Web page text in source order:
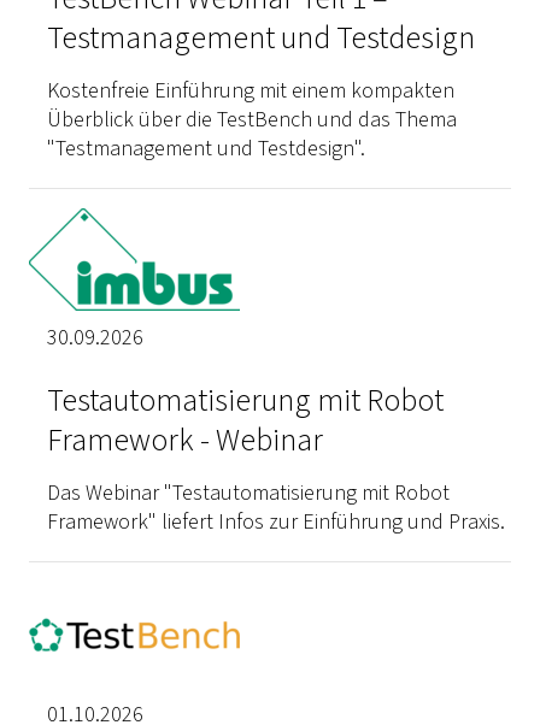
Testmanagement und Testdesign
Kostenfreie Einführung mit einem kompakten
Überblick über die TestBench und das Thema
"Testmanagement und Testdesign".
30.09.2026
Testautomatisierung mit Robot
Framework - Webinar
Das Webinar "Testautomatisierung mit Robot
Framework" liefert Infos zur Einführung und Praxis.
01.10.2026